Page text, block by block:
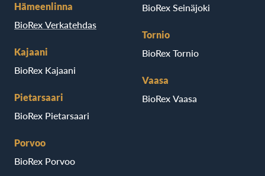
Hämeenlinna
BioRex Verkatehdas
Kajaani
BioRex Kajaani
Pietarsaari
BioRex Pietarsaari
Porvoo
BioRex Porvoo
BioRex Seinäjoki
Tornio
BioRex Tornio
Vaasa
BioRex Vaasa